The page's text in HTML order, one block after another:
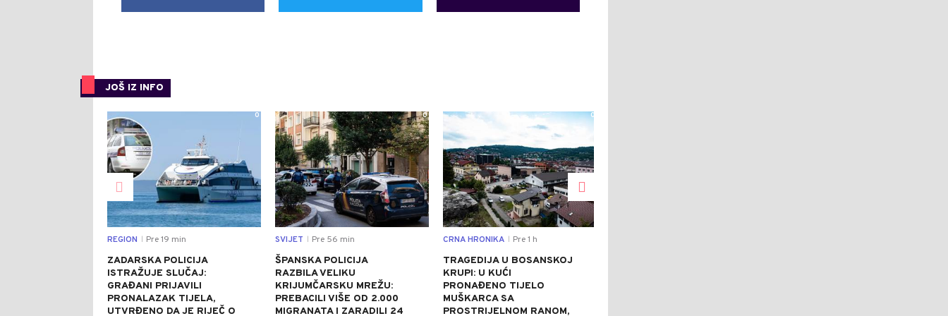
JOŠ IZ INFO
0
REGION Pre 19 min
ZADARSKA POLICIJA
ISTRAŽUJE SLUČAJ:
GRAĐANI PRIJAVILI
PRONALAZAK TIJELA,
UTVRĐENO DA JE RIJEČ O
0
SVIJET Pre 56 min
ŠPANSKA POLICIJA
RAZBILA VELIKU
KRIJUMČARSKU MREŽU:
PREBACILI VIŠE OD 2.000
MIGRANATA I ZARADILI 24
0
CRNA HRONIKA Pre 1 h
TRAGEDIJA U BOSANSKOJ
KRUPI: U KUĆI
PRONAĐENO TIJELO
MUŠKARCA SA
PROSTRIJELNOM RANOM,